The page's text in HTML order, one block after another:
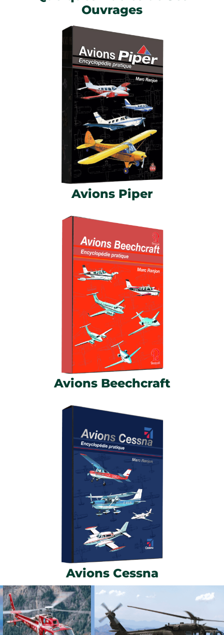
Ouvrages
Avions Piper
Avions Beechcraft
Avions Cessna